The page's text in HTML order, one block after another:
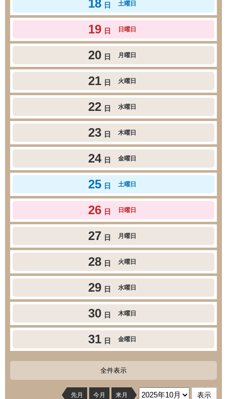
18 日 土曜日
19 日 日曜日
20 日 月曜日
21 日 火曜日
22 日 水曜日
23 日 木曜日
24 日 金曜日
25 日 土曜日
26 日 日曜日
27 日 月曜日
28 日 火曜日
29 日 水曜日
30 日 木曜日
31 日 金曜日
全件表示
先月 今月 来月